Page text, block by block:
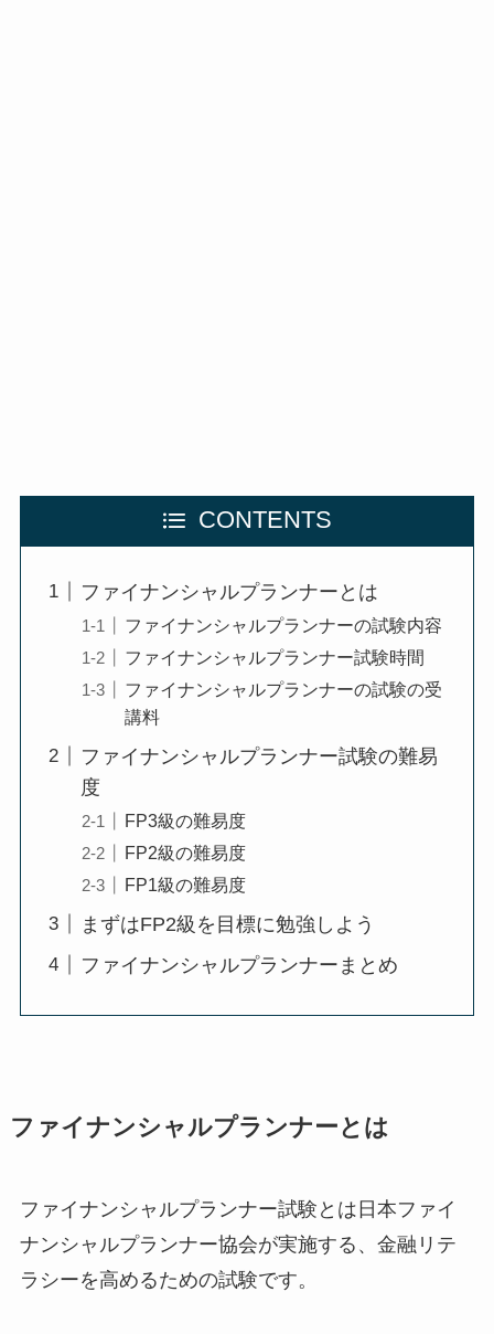
CONTENTS
ファイナンシャルプランナーとは
ファイナンシャルプランナーの試験内容
ファイナンシャルプランナー試験時間
ファイナンシャルプランナーの試験の受
講料
ファイナンシャルプランナー試験の難易
度
FP3級の難易度
FP2級の難易度
FP1級の難易度
まずはFP2級を目標に勉強しよう
ファイナンシャルプランナーまとめ
ファイナンシャルプランナーとは
ファイナンシャルプランナー試験とは日本ファイ
ナンシャルプランナー協会が実施する、金融リテ
ラシーを高めるための試験です。